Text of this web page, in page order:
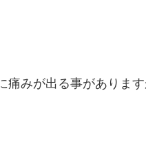
痛みが出る事がありま